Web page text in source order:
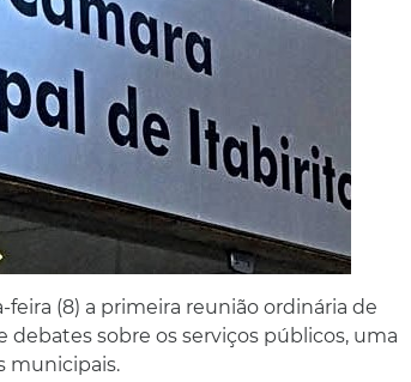
(8) a primeira reunião ordinária de
debates sobre os serviços públicos, uma
municipais.